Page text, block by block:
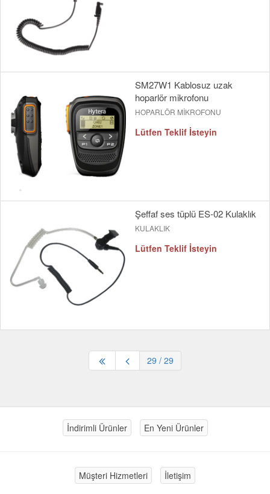
SM27W1 Kablosuz uzak
hoparlör mikrofonu
HOPARLÖR MİKROFONU
Lütfen Teklif İsteyin
Şeffaf ses tüplü ES-02 Kulaklık
KULAKLIK
Lütfen Teklif İsteyin
29 / 29
İndirimli Ürünler En Yeni Ürünler
Müşteri Hizmetleri İletişim